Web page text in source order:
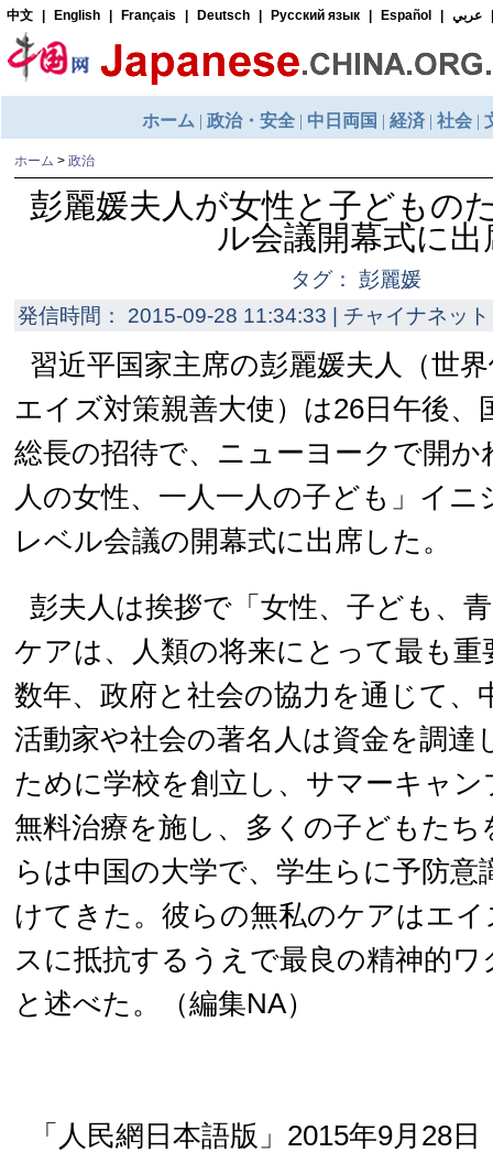
ホーム > 政治
彭麗媛夫人が女性と子どもの
ル会議開幕式に出
タグ： 彭麗媛
発信時間： 2015-09-28 11:34:33 | チャイナネッ
習近平国家主席の彭麗媛夫人（世
エイズ対策親善大使）は26日午後、
総長の招待で、ニューヨークで開か
人の女性、一人一人の子ども」イ
レベル会議の開幕式に出席した。
彭夫人は挨拶で「女性、子ども、
ケアは、人類の将来にとって最も重
数年、政府と社会の協力を通じて、
活動家や社会の著名人は資金を調達
ために学校を創立し、サマーキャン
無料治療を施し、多くの子どもたち
らは中国の大学で、学生らに予防意
けてきた。彼らの無私のケアはエ
スに抵抗するうえで最良の精神的
と述べた。（編集NA）
「人民網日本語版」2015年9月28日